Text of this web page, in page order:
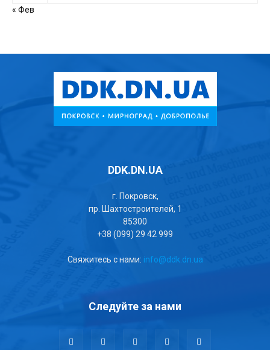
« Фев
DDK.DN.UA
г. Покровск,
пр. Шахтостроителей, 1
85300
+38 (099) 29 42 999
Свяжитесь с нами: info@ddk.dn.ua
Следуйте за нами